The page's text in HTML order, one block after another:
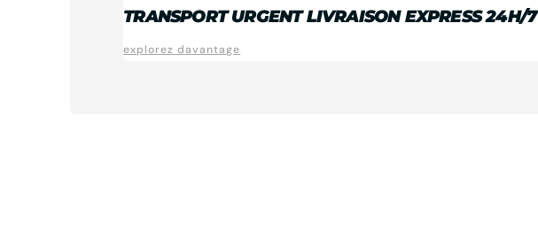
TRANSPORT URGENT LIVRAISON EXPRESS 24H/7
explorez davantage